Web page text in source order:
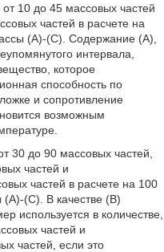
10 до 45 массовых частей
частей в расчете на
(A)-(C). Содержание (A),
интервала,
которое
способность по
и сопротивление
возможным
30 до 90 массовых частей,
частей и
частей в расчете на 100
(C). В качестве (B)
используется в количестве,
частей и
частей, если это